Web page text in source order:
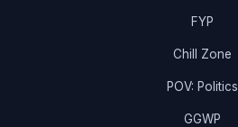
FYP
Chill Zone
POV: Politics
GGWP